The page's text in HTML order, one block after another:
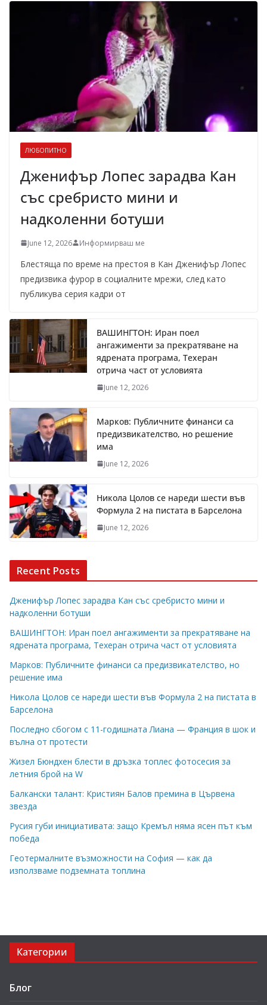
ЛЮБОПИТНО
Дженифър Лопес зарадва Кан
със сребристо мини и
надколенни ботуши
June 12, 2026 Информирваш ме
Блестяща по време на престоя в Кан Дженифър Лопес
предизвика фурор в социалните мрежи, след като
публикува серия кадри от
ВАШИНГТОН: Иран поел
ангажименти за прекратяване на
ядрената програма, Техеран
отрича част от условията
June 12, 2026
Марков: Публичните финанси са
предизвикателство, но решение
има
June 12, 2026
Никола Цолов се нареди шести във
Формула 2 на пистата в Барселона
June 12, 2026
Recent Posts
Дженифър Лопес зарадва Кан със сребристо мини и
надколенни ботуши
ВАШИНГТОН: Иран поел ангажименти за прекратяване на
ядрената програма, Техеран отрича част от условията
Марков: Публичните финанси са предизвикателство, но
решение има
Никола Цолов се нареди шести във Формула 2 на пистата в
Барселона
Последно сбогом с 11-годишната Лиана — Франция в шок и
вълна от протести
Жизел Бюндхен блести в дръзка топлес фотосесия за
летния брой на W
Балкански талант: Кристиян Балов премина в Цървена
звезда
Русия губи инициативата: защо Кремъл няма ясен път към
победа
Геотермалните възможности на София — как да
използваме подземната топлина
Категории
Блог